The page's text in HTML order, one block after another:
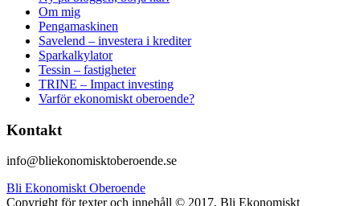
Om mig
Pengamaskinen
Savelend – investera i krediter
Sparkalkylator
Tessin – fastigheter
TRINE – Impact investing
Varför ekonomiskt oberoende?
Kontakt
info@bliekonomisktoberoende.se
Bli Ekonomiskt Oberoende
Copyright för texter och innehåll © 2017, Bli Ekonomiskt